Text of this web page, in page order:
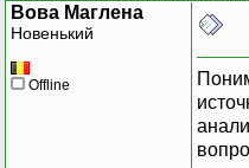
Вова Маглена
Новенький
Offline